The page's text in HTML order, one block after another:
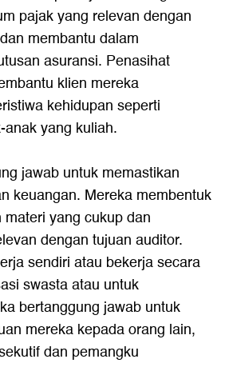
pajak yang relevan dengan
membantu dalam
asuransi. Penasihat
klien mereka
kehidupan seperti
yang kuliah.
jawab untuk memastikan
keuangan. Mereka membentuk
yang cukup dan
dengan tujuan auditor.
sendiri atau bekerja secara
swasta atau untuk
bertanggung jawab untuk
mereka kepada orang lain,
dan pemangku